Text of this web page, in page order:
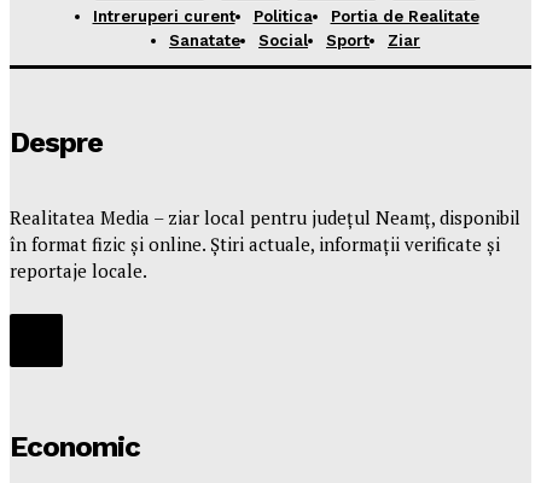
Intreruperi curent
Politica
Portia de Realitate
Sanatate
Social Sport Ziar
Despre
Realitatea Media – ziar local pentru județul Neamț, disponibil
în format fizic și online. Știri actuale, informații verificate și
reportaje locale.
Economic